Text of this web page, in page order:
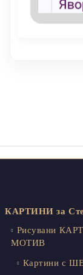
КАРТИНИ за
Рисувани
МОТИВ
Картини с